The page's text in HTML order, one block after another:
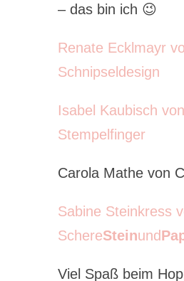
– das bin ich 😉
Renate Ecklmayr
Schnipseldesign
Isabel Kaubisch von
Stempelfinger
Carola Mathe von
Sabine Steinkress
SchereSteinund
Viel Spaß beim